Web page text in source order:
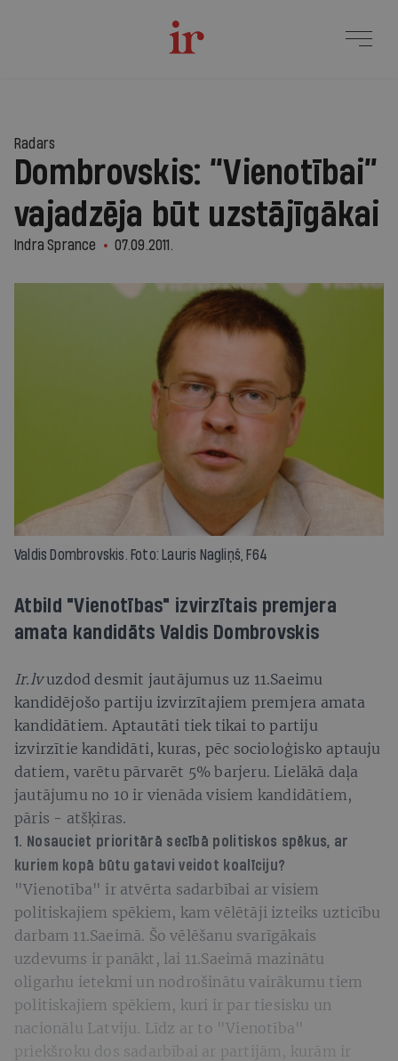
Radars
Dombrovskis: “Vienotībai”
vajadzēja būt uzstājīgākai
Indra Sprance 07.09.2011.
Valdis Dombrovskis. Foto: Lauris Nagliņš, F64
Atbild "Vienotības" izvirzītais premjera
amata kandidāts Valdis Dombrovskis
Ir.lvuzdod desmit jautājumus uz 11.Saeimu
kandidējošo partiju izvirzītajiem premjera amata
kandidātiem. Aptautāti tiek tikai to partiju
izvirzītie kandidāti, kuras, pēc socioloģisko aptauju
datiem, varētu pārvarēt 5% barjeru. Lielākā daļa
jautājumu no 10 ir vienāda visiem kandidātiem,
pāris - atšķiras.
1. Nosauciet prioritārā secībā politiskos spēkus, ar
kuriem kopā būtu gatavi veidot koalīciju?
"Vienotība" ir atvērta sadarbībai ar visiem
politiskajiem spēkiem, kam vēlētāji izteiks uzticību
darbam 11.Saeimā. Šo vēlēšanu svarīgākais
uzdevums ir panākt, lai 11.Saeimā mazinātu
oligarhu ietekmi un nodrošinātu vairākumu tiem
politiskajiem spēkiem, kuri ir par tiesisku un
nacionālu Latviju. Līdz ar to "Vienotība"
priekšroku dos sadarbībai ar partijām, kurām ir